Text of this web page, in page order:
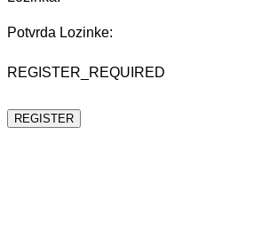
Potvrda Lozinke:
REGISTER_REQUIRED
REGISTER